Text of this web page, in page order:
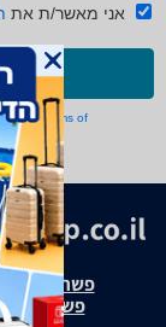
אני מאשר/ת את
and Terms of
פשרה בת"צ
פשרה בת"צ